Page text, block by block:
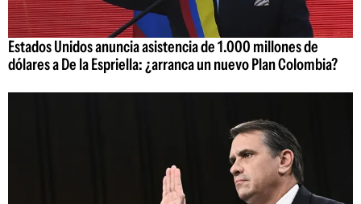
Estados Unidos anuncia asistencia de 1.000 millones de
dólares a De la Espriella: ¿arranca un nuevo Plan Colombia?